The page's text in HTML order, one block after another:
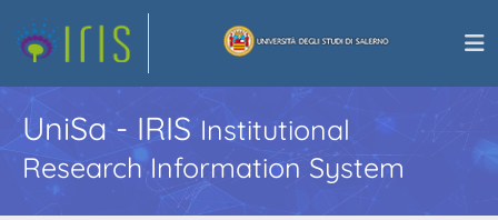
UniSa - IRISInstitutional
Research Information System